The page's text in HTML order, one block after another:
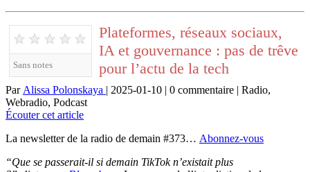
★ ★ ★ ★ ★
Sans notes
Plateformes, réseaux sociaux,
IA et gouvernance : pas de trêve
pour l’actu de la tech
Par Alissa Polonskaya | 2025-01-10 | 0 commentaire | Radio,
Webradio, Podcast
Écouter cet article
La newsletter de la radio de demain #373… Abonnez-vous
“Que se passerait-il si demain TikTok n’existait plus